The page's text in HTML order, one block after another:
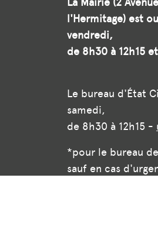
l'Hermitage) est
vendredi,
de 8h30 à 12h15
Le bureau d'État
samedi,
de 8h30 à 12h15 -
*pour le bureau
sauf en cas